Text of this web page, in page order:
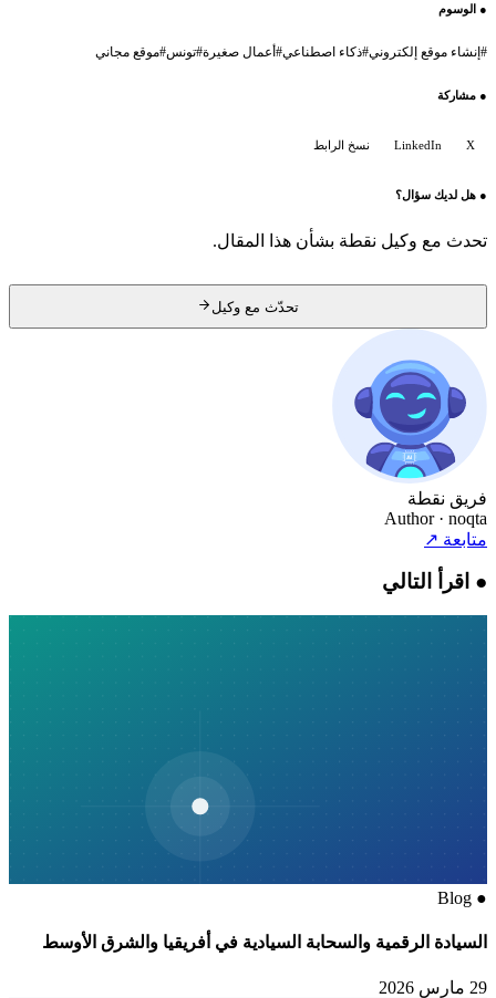
●الوسوم
إنشاء موقع إلكتروني# ذكاء اصطناعي# أعمال صغيرة #تونس#موقع مجاني
●مشاركة
LinkedIn نسخ الرابط
●هل لديك سؤال؟
تحدث مع وكيل نقطة بشأن هذا المقال.
تحدّث مع وكيل
فريق نقطة
Author · noqta
متابعة↗
●اقرأ التالي
●
Blog
السيادة الرقمية والسحابة السيادية في أفريقيا والشرق الأوسط
29 مارس 2026